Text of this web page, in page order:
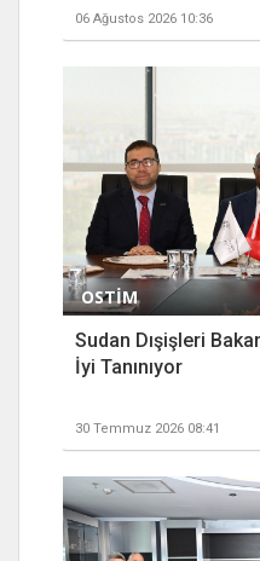
06 Ağustos 2026 10:36
OSTİM
Sudan Dışişleri
İyi Tanınıyor
30 Temmuz 2026 08:41